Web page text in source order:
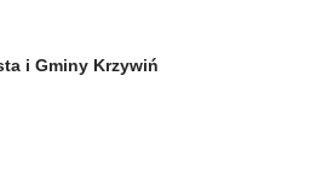
i Gminy Krzywiń